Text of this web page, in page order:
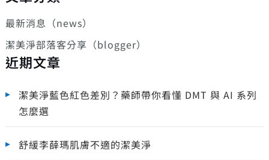
最新消息（news）
潔美淨部落客分享（blogger）
近期文章
潔美淨藍色紅色差別？藥師帶你看懂 DMT 與 AI 系列
怎麼選
舒緩李薛瑪肌膚不適的潔美淨